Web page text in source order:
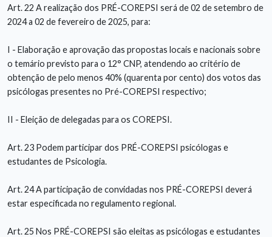
Art. 22 A realização dos PRÉ-COREPSI será de 02 de setembro de
2024 a 02 de fevereiro de 2025, para:
I - Elaboração e aprovação das propostas locais e nacionais sobre
o temário previsto para o 12° CNP, atendendo ao critério de
obtenção de pelo menos 40% (quarenta por cento) dos votos das
psicólogas presentes no Pré-COREPSI respectivo;
II - Eleição de delegadas para os COREPSI.
Art. 23 Podem participar dos PRÉ-COREPSI psicólogas e
estudantes de Psicologia.
Art. 24 A participação de convidadas nos PRÉ-COREPSI deverá
estar especificada no regulamento regional.
Art. 25 Nos PRÉ-COREPSI são eleitas as psicólogas e estudantes